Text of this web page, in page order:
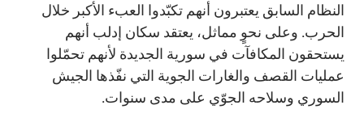
النظام السابق يعتبرون أنهم تكبّدوا العبء الأكبر خلال
الحرب. وعلى نحوٍ مماثل، يعتقد سكان إدلب أنهم
يستحقون المكافآت في سورية الجديدة لأنهم تحمّلوا
عمليات القصف والغارات الجوية التي نفّذها الجيش
السوري وسلاحه الجوّي على مدى سنوات.